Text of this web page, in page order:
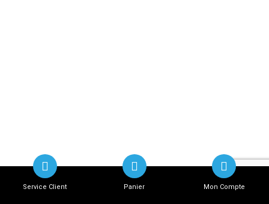
Service Client Panier Mon Compte